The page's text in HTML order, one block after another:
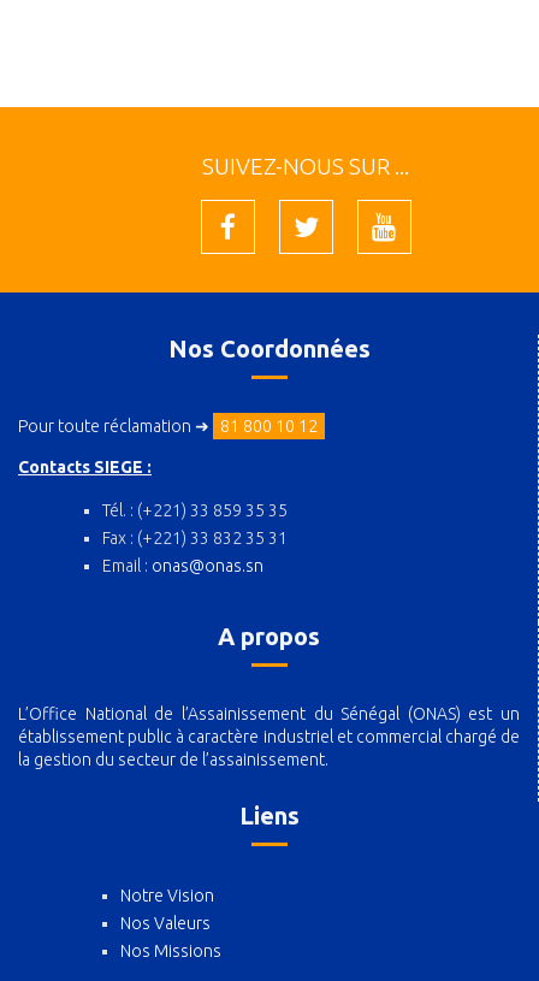
SUIVEZ-NOUS SUR ...
Nos Coordonnées
Pour toute réclamation ➜ 81 800 10 12
Contacts SIEGE :
Tél. : (+221) 33 859 35 35
Fax : (+221) 33 832 35 31
Email : onas@onas.sn
A propos
L’Office National de l’Assainissement du Sénégal (ONAS) est un
établissement public à caractère industriel et commercial chargé de
la gestion du secteur de l’assainissement.
Liens
Notre Vision
Nos Valeurs
Nos Missions